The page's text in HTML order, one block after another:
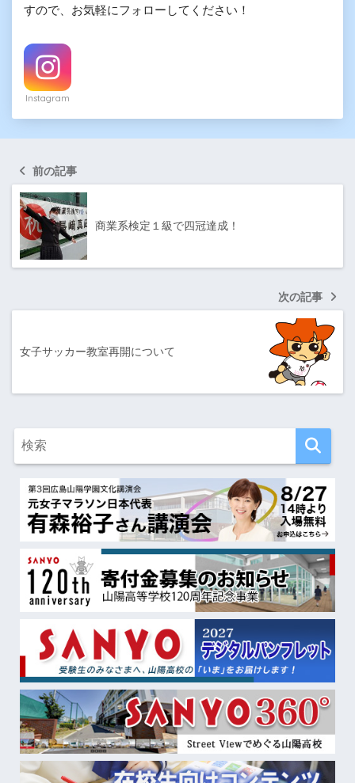
すので、お気軽にフォローしてください！
Instagram
前の記事
商業系検定１級で四冠達成！
次の記事
女子サッカー教室再開について